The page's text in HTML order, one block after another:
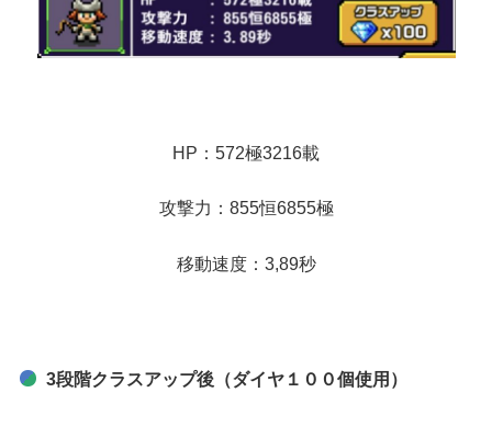
HP：572極3216載
攻撃力：855恒6855極
移動速度：3,89秒
3段階クラスアップ後（ダイヤ１００個使用）